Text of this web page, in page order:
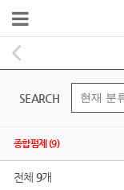
SEARCH
종합펌제 (9)
전체 9개